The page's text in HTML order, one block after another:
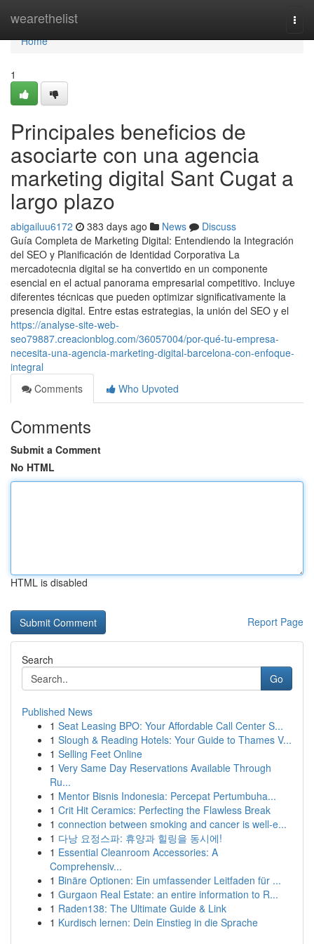
wearethelist
Home
Home
1
Principales beneficios de
asociarte con una agencia
marketing digital Sant Cugat a
largo plazo
abigailuu6172 383 days ago News
Discuss
Guía Completa de Marketing Digital: Entendiendo la Integración
del SEO y Planificación de Identidad Corporativa La
mercadotecnia digital se ha convertido en un componente
esencial en el actual panorama empresarial competitivo. Incluye
diferentes técnicas que pueden optimizar significativamente la
presencia digital. Entre estas estrategias, la unión del SEO y el
https://analyse-site-web-
seo79887.creacionblog.com/36057004/por-qué-tu-empresa-
necesita-una-agencia-marketing-digital-barcelona-con-enfoque-
integral
Comments
Who Upvoted
Comments
Submit a Comment
No HTML
HTML is disabled
Report Page
Search
Go
Published News
1 Seat Leasing BPO: Your Affordable Call Center S...
1 Slough & Reading Hotels: Your Guide to Thames V...
1 Selling Feet Online
1 Very Same Day Reservations Available Through
Ru...
1 Mentor Bisnis Indonesia: Percepat Pertumbuha...
1 Crit Hit Ceramics: Perfecting the Flawless Break
1 connection between smoking and cancer is well-e...
1 다낭 요정스파: 휴양과 힐링을 동시에!
1 Essential Cleanroom Accessories: A
Comprehensiv...
1 Binäre Optionen: Ein umfassender Leitfaden für ...
1 Gurgaon Real Estate: an entire information to R...
1 Raden138: The Ultimate Guide & Link
1 Kurdisch lernen: Dein Einstieg in die Sprache